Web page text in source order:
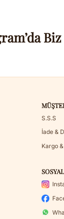
S.S.S
İade &
Kargo
SOSYAL